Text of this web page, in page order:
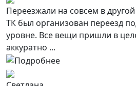
Переезжали на совсем в
ТК был организован переезд
уровне. Все вещи пришли в
аккуратно ...